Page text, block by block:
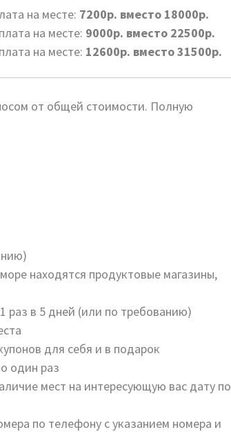
на месте: 7200р. вместо 18000р.
на месте: 9000р. вместо 22500р.
на месте: 12600р. вместо 31500р.
от общей стоимости. Полную
находятся продуктовые магазины,
раз в 5 дней (или по требованию)
для себя и в подарок
один раз
мест на интересующую вас дату по
по телефону с указанием номера и